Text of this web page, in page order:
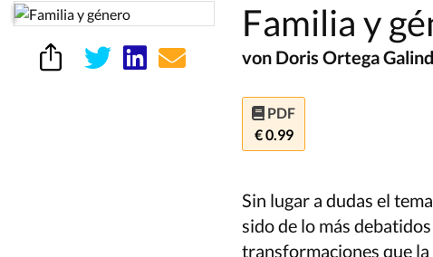
Familia y
von Doris Ortega
PDF
€ 0.99
Sin lugar a dudas el
sido de lo más
transformaciones que